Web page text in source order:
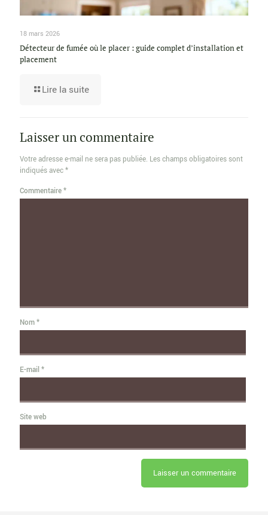
18 mars 2026
Détecteur de fumée où le placer : guide complet d’installation et
placement
Lire la suite
Laisser un commentaire
Votre adresse e-mail ne sera pas publiée. Les champs obligatoires sont
indiqués avec*
Commentaire*
Nom*
E-mail *
Site web